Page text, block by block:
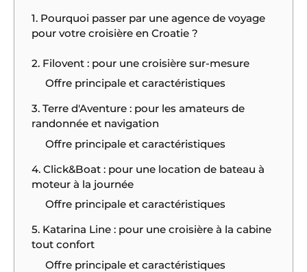
1. Pourquoi passer par une agence de voyage
pour votre croisière en Croatie ?
2. Filovent : pour une croisière sur-mesure
Offre principale et caractéristiques
3. Terre d'Aventure : pour les amateurs de
randonnée et navigation
Offre principale et caractéristiques
4. Click&Boat : pour une location de bateau à
moteur à la journée
Offre principale et caractéristiques
5. Katarina Line : pour une croisière à la cabine
tout confort
Offre principale et caractéristiques